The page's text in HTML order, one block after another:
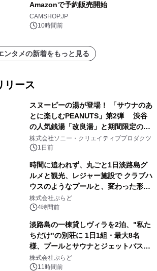
Amazonで予約販売開始
CAMSHOP.JP
10時間前
ンタメの新着をもっと見る
リース
スヌーピーの湯が登場！ 「サウナのあ
とに楽しむPEANUTS」第2弾 渋谷
の人気銭湯「改良湯」と期間限定のコ
ラボレーション サウナイキタイコラ
ボグッズも発売決定！
株式会社ソニー・クリエイティブプロダクツ
1日前
時間に追われず、丸ごと1日淡路島グ
ルメと観光、レジャー施設で クラブハ
ウスのようなプールと、変わった形の
サウナも 「THE BOXY AWAJI」のお
得な素泊まり連泊プランで
株式会社ぷらど
4時間前
淡路島の一棟貸しヴィラを2泊、"私た
ちだけ"の別荘に 1日1組・最大8名
様、プールとサウナとジェットバス付
きで Villa Mon Temps AWAJIの連泊
素泊りプラン
株式会社ぷらど
11時間前